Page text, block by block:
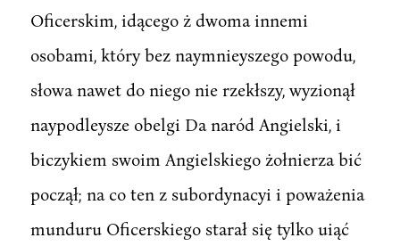
Oficerskim, idącego ż dwoma innemi
osobami, który bez naymnieyszego powodu,
słowa nawet do niego nie rzekłszy, wyzionął
naypodleysze obelgi Da naród Angielski, i
biczykiem swoim Angielskiego żołnierza bić
począł; na co ten z subordynacyi i poważenia
munduru Oficerskiego starał się tylko uiąć